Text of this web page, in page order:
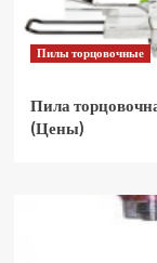
Пилы торцовочные
Пила
(Цены)